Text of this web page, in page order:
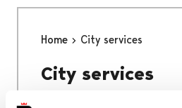
Home City services
City services